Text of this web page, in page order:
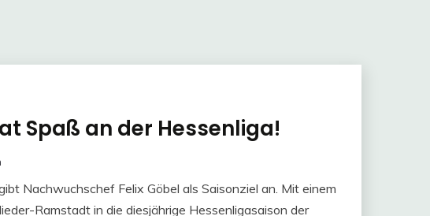
Spaß an der Hessenliga!
Nachwuchschef Felix Göbel als Saisonziel an. Mit einem
Ramstadt in die diesjährige Hessenligasaison der